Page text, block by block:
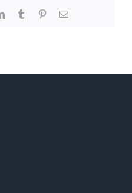
LinkedInTumblr PinterestEmail